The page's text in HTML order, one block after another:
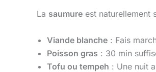
La saumure est naturellement
Viande blanche : Fais
Poisson gras : 30 min
Tofu ou tempeh : Une nuit